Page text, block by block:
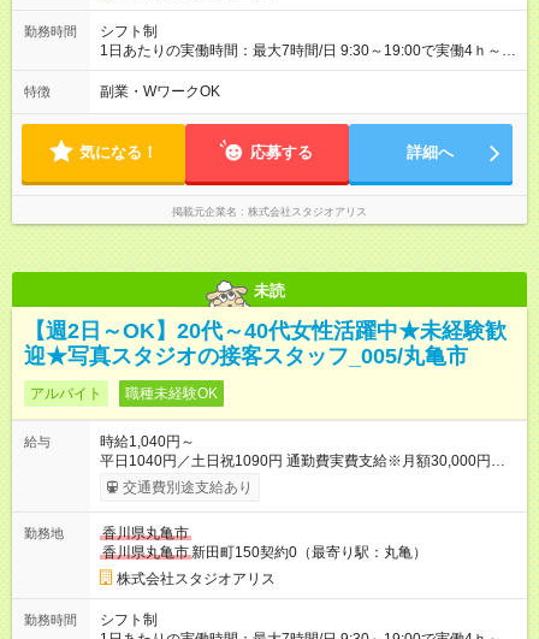
勤務時間
シフト制
1日あたりの実働時間：最大7時間/日 9:30～19:00で実働4ｈ～ ◆
週2日～・1日4ｈ～OK ◆土日祝勤務できる方歓迎
特徴 副業・WワークOK
気になる！ 応募する 詳細へ
掲載元企業名 株式会社スタジオアリス
未読
【週2日～OK】20代～40代女性活躍中★未経験歓
迎★写真スタジオの接客スタッフ_005/丸亀市
アルバイト 職種未経験OK
給与
時給1,040円～
平日1040円／土日祝1090円 通勤費実費支給※月額30,000円まで
■弊社の準社員へステップアップすると時給30円UP!!■ 準社員
とは… ・開店又は閉店作業が可能な方で1週間で24時間以上
格し、社内資格を有すると時給100円以上アップ！～ 【試用期
間】試用期間あり 試用期間の長さ：3ヶ月 雇用形態、給与は本
採用時と同じです。
交通費別途支給あり
勤務地
香川県丸亀市
香川県丸亀市新田町150契約0（最寄り駅：丸亀）
株式会社スタジオアリス
勤務時間
シフト制